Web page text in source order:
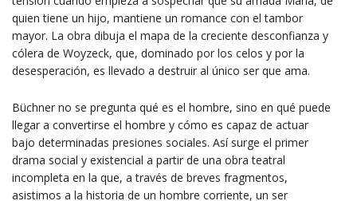
quien tiene un hijo, mantiene un romance con el tambor
mayor. La obra dibuja el mapa de la creciente desconfianza y
cólera de Woyzeck, que, dominado por los celos y por la
desesperación, es llevado a destruir al único ser que ama.
Büchner no se pregunta qué es el hombre, sino en qué puede
llegar a convertirse el hombre y cómo es capaz de actuar
bajo determinadas presiones sociales. Así surge el primer
drama social y existencial a partir de una obra teatral
incompleta en la que, a través de breves fragmentos,
asistimos a la historia de un hombre corriente, un ser